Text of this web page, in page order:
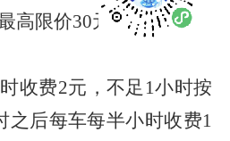
高限价30元。
收费2元，不足 1小时按
之后每车每半小时收费1